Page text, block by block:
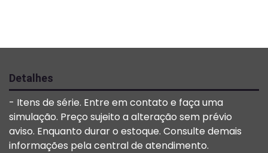
Detalhes
- Itens de série. Entre em contato e faça uma
simulação. Preço sujeito a alteração sem prévio
aviso. Enquanto durar o estoque. Consulte demais
informações pela central de atendimento.